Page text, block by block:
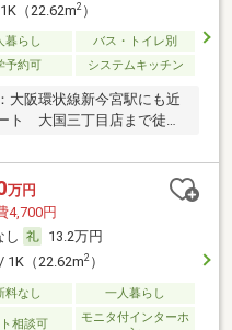
（22.62m2）
暮らし
バス・トイレ別
予約可 システムキッチン
大阪環状線新今宮駅にも近
ト 大国三丁目店まで徒歩
万円
4,700円
し
13.2万円
1K（22.62m2）
料なし 一人暮らし
相談可
モニタ付インターホ